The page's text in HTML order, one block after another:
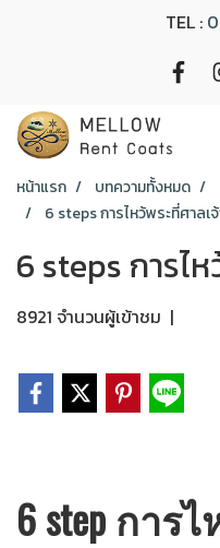
TEL :
หน้าแรก บทความทั้งหมด
6 steps การไหว้พระที่ศาล
6 steps การไ
8921 จำนวนผู้เข้าชม |
6 step การ